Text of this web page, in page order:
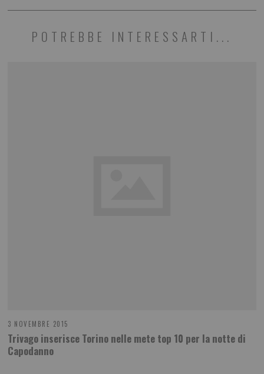
POTREBBE INTERESSARTI...
3 NOVEMBRE 2015
Trivago inserisce Torino nelle mete top 10 per la notte di
Capodanno